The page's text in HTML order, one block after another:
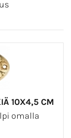
10X4,5 CM
omalla